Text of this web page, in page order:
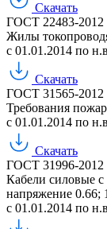
Скачать
ГОСТ 22483-2012
Жилы
с 01.01.2014 по
Скачать
ГОСТ 31565-2012
Требования
с 01.01.2014 по
Скачать
ГОСТ 31996-2012
Кабели силовые с
напряжение 0.66;
с 01.01.2014 по